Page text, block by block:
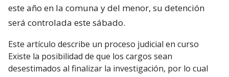
este año en la comuna y del menor, su detención
será controlada este sábado.
Este artículo describe un proceso judicial en curso
Existe la posibilidad de que los cargos sean
desestimados al finalizar la investigación, por lo cual